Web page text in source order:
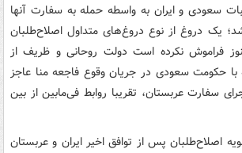
سعودی و ایران به واسطه حمله به سفارت آنها
یک دروغ از نوع دروغ‌های متداول اصلاح‌طلبان
فراموش نکرده است دولت روحانی و ظریف از
با حکومت سعودی در جریان وقوع فاجعه منا عاجز
سفارت عربستان، تقریبا روابط فی‌مابین از بین
اصلاح‌طلبان پس از توافق اخیر ایران و عربستان